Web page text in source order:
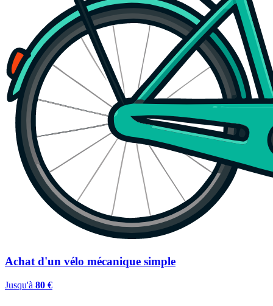
Achat d'un vélo mécanique simple
Jusqu'à 80 €